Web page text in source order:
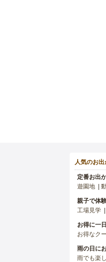
人気のお
定番お出
遊園地
親子で体
工場見学
お得に一
お得なク
雨の日に
雨でも楽